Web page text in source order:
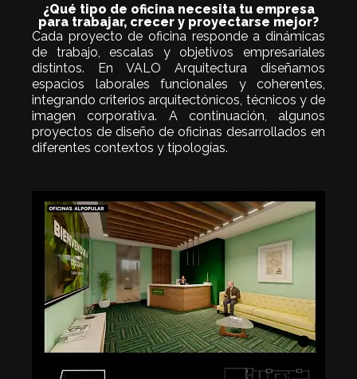
¿Qué tipo de oficina necesita tu empresa
para trabajar, crecer y proyectarse mejor?
Cada proyecto de oficina responde a dinámicas
de trabajo, escalas y objetivos empresariales
distintos. En VALO Arquitectura diseñamos
espacios laborales funcionales y coherentes,
integrando criterios arquitectónicos, técnicos y de
imagen corporativa. A continuación, algunos
proyectos de diseño de oficinas desarrollados en
diferentes contextos y tipologías.